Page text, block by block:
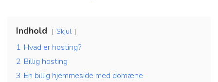
Indhold Skjul
1 Hvad er hosting?
2 Billig hosting
3 En billig hjemmeside med domæne